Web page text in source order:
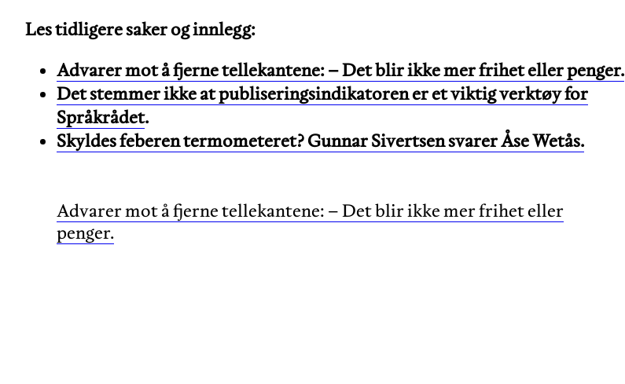
Les tidligere saker og innlegg:
Advarer mot å fjerne tellekantene: – Det blir ikke mer frihet eller penger.
Det stemmer ikke at publiseringsindikatoren er et viktig verktøy for
Språkrådet.
Skyldes feberen termometeret? Gunnar Sivertsen svarer Åse Wetås.
Advarer mot å fjerne tellekantene: – Det blir ikke mer frihet eller
penger.